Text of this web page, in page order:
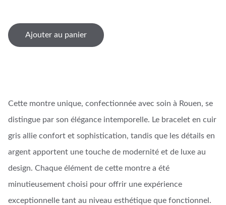
Ajouter au panier
Cette montre unique, confectionnée avec soin à Rouen, se
distingue par son élégance intemporelle. Le bracelet en cuir
gris allie confort et sophistication, tandis que les détails en
argent apportent une touche de modernité et de luxe au
design. Chaque élément de cette montre a été
minutieusement choisi pour offrir une expérience
exceptionnelle tant au niveau esthétique que fonctionnel.